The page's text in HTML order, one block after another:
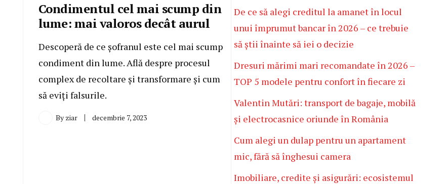
Condimentul cel mai scump din
lume: mai valoros decât aurul
Descoperă de ce șofranul este cel mai scump
condiment din lume. Află despre procesul
complex de recoltare și transformare și cum
să eviți falsurile.
By ziar decembrie 7, 2023
De ce să alegi creditul la amanet în locul
unui împrumut bancar în 2026 – ce trebuie
să știi înainte să iei o decizie
Dresuri mărimi mari recomandate în 2026 –
TOP 5 modele pentru confort în fiecare zi
Valentin Mutări: transport de bagaje, mobilă
și electrocasnice oriunde în România
Cum alegi un dulap pentru un apartament
mic, fără să înghesui camera
Imobiliare, credite și asigurări: ecosistemul